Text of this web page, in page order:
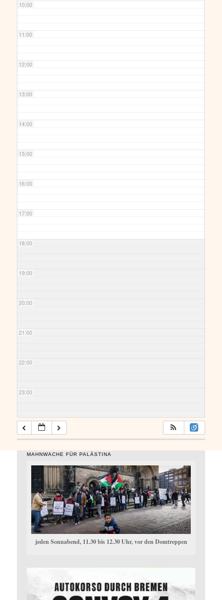
10:00
11:00
12:00
13:00
14:00
15:00
16:00
17:00
18:00
19:00
20:00
21:00
22:00
23:00
MAHNWACHE FÜR PALÄSTINA
jeden Sonnabend, 11.30 bis 12.30 Uhr, vor den Domtreppen